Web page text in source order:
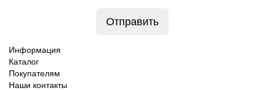
Отправить
Информация
Каталог
Покупателям
Наши контакты